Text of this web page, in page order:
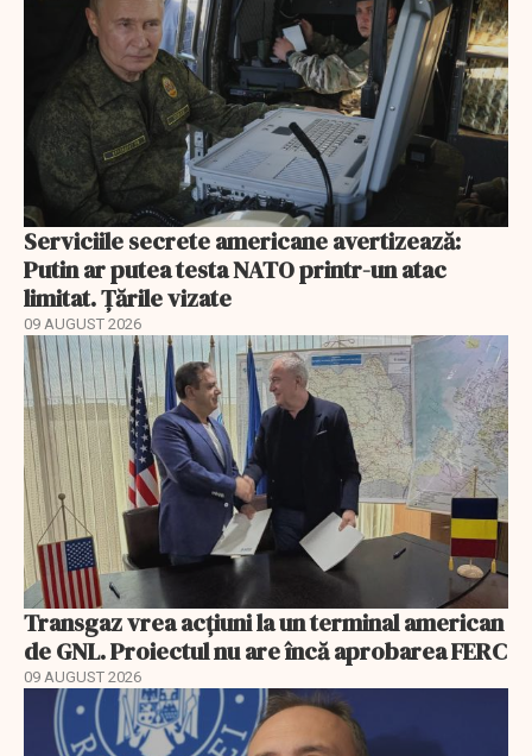
Serviciile secrete americane avertizează:
Putin ar putea testa NATO printr-un atac
limitat. Țările vizate
09 AUGUST 2026
Transgaz vrea acțiuni la un terminal american
de GNL. Proiectul nu are încă aprobarea FERC
09 AUGUST 2026